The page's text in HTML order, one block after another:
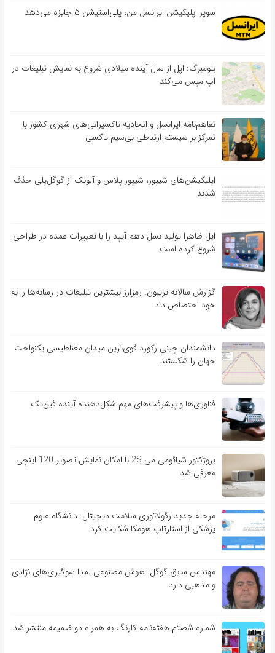
سوپر اپلیکیشن ایرانسل من، پلی‌استیشن ۵ جایزه می‌دهد
بلومبرگ: اپل از سال آینده میلادی شروع به نمایش تبلیغات در
اپ مپس می‌کند
تفاهم‌نامه‌ ایرانسل و اتحادیه تاکسیرانی‌های شهری کشور با
تمرکز بر سیستم ارتباطی بی‌سیم تاکسی
اپلیکیشن‌های شیپور، شیپور پلاس و آلونک از گوگل‌پلی حذف
شدند
اپل ظاهرا تولید نسل دهم آیپد را با تغییرات عمده در طراحی
شروع کرده است
گزارش سالانه تریبون: رمزارز بیشترین تبلیغات در رسانه‌ها را به
خود اختصاص داد
دانشمندان چینی رکورد قوی‌ترین میدان مغناطیسی یکنواخت
جهان را شکستند
فناوری‌ها و پیشرفت‌های مهم شکل‌دهنده آینده فین‌تک
پروژکتور شیائومی می 2S با امکان نمایش تصویر 120 اینچی
معرفی شد
مرحله جدید رگولاتوری سلامت دیجیتال: دانشگاه علوم
پزشکی از استارتاپ هومکا شکایت کرد
مهندس سابق گوگل: هوش مصنوعی لمدا سوگیری‌های نژادی
و مذهبی دارد
شماره شصتم هفته‌نامه کارنگ به همراه دو ضمیمه منتشر شد